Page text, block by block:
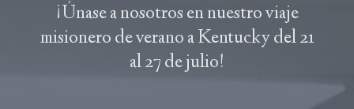
¡Únase a nosotros en nuestro viaje
misionero de verano a Kentucky del 21
al 27 de julio!